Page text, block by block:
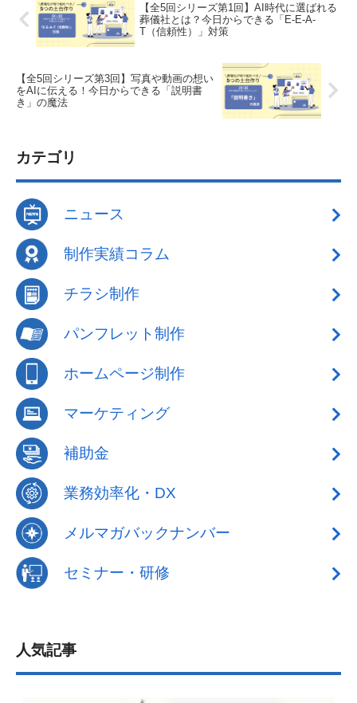
【全5回シリーズ第1回】AI時代に選ばれる
葬儀社とは？今日からできる「E-E-A-
T（信頼性）」対策
【全5回シリーズ第3回】写真や動画の想い
をAIに伝える！今日からできる「説明書
き」の魔法
カテゴリ
ニュース
制作実績コラム
チラシ制作
パンフレット制作
ホームページ制作
マーケティング
補助金
業務効率化・DX
メルマガバックナンバー
セミナー・研修
人気記事